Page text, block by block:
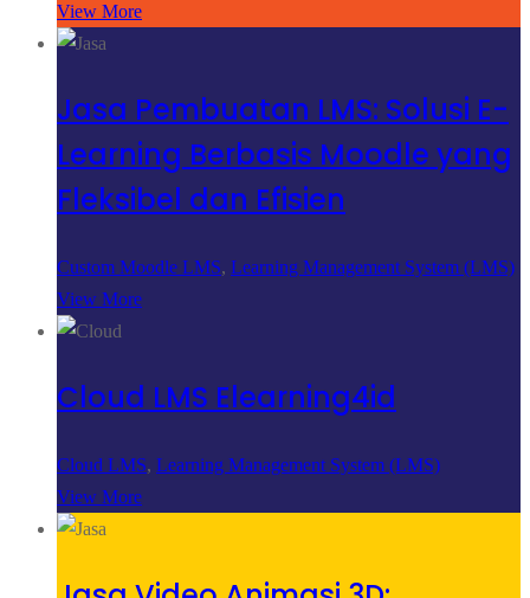
View More
Jasa Pembuatan LMS: Solusi E-
Learning Berbasis Moodle yang
Fleksibel dan Efisien
Custom Moodle LMS, Learning Management System (LMS)
View More
Cloud LMS Elearning4id
Cloud LMS, Learning Management System (LMS)
View More